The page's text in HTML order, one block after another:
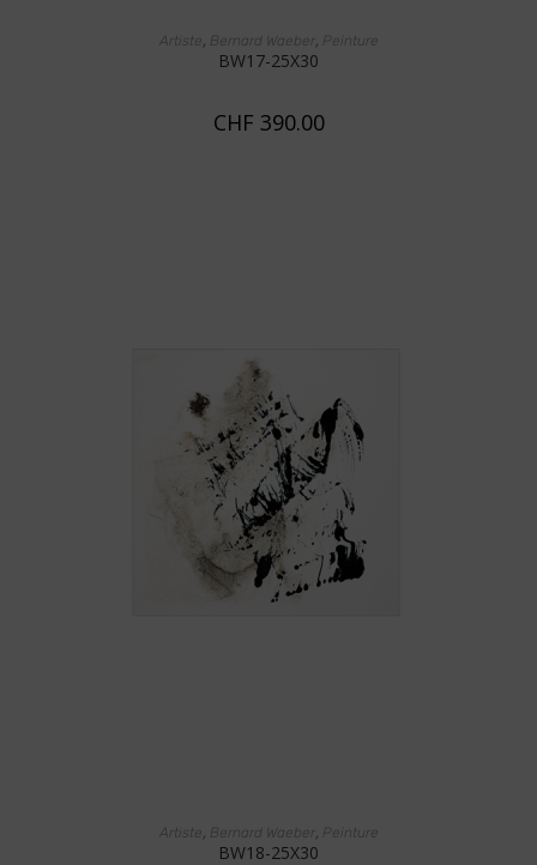
AJOUTER AU PANIER
Artiste, Bernard Waeber , Peinture
BW17-25X30
CHF 390.00
AJOUTER AU PANIER
Artiste, Bernard Waeber , Peinture
BW18-25X30